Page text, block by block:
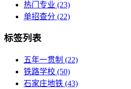
热门专业 (23)
单招查分 (22)
标签列表
五年一贯制 (22)
铁路学校 (50)
石家庄地铁 (43)